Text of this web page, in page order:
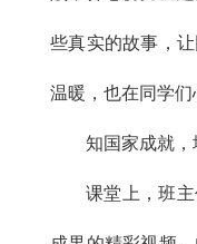
些真实的故事，
温暖，也在同学们
知国家成就，
课堂上，班